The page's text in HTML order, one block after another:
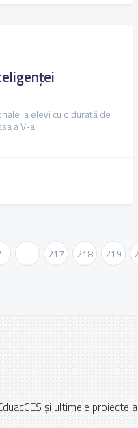
la elevi cu o durată de
a V-a
... 217 218 219
și ultimele proiecte